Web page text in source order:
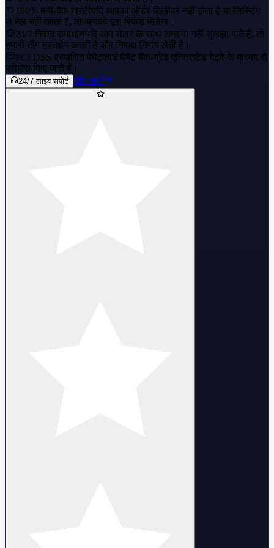
100% मनी-बैक गारंटीयदि आपका ऑर्डर डिलीवर नहीं होता है या लिस्टिंग
से मेल नहीं खाता है, तो आपको पूरा रिफंड मिलेगा।
24/7 विवाद समाधानयदि आप सेलर के साथ समस्या नहीं सुलझा पाते हैं, तो
हमारी टीम हस्तक्षेप करती है और निष्पक्ष निर्णय लेती है।
PCI DSS प्रमाणित पेमेंटकार्ड पेमेंट बैंक-ग्रेड एन्क्रिप्टेड गेटवे के माध्यम से
प्रोसेस किए जाते हैं।
24/7 लाइव सपोर्ट और जानें